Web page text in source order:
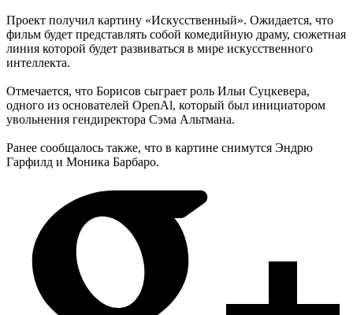
Проект получил картину «Искусственный». Ожидается, что
фильм будет представлять собой комедийную драму, сюжетная
линия которой будет развиваться в мире искусственного
интеллекта.
Отмечается, что Борисов сыграет роль Ильи Суцкевера,
одного из основателей OpenAl, который был инициатором
увольнения гендиректора Сэма Альтмана.
Ранее сообщалось также, что в картине снимутся Эндрю
Гарфилд и Моника Барбаро.